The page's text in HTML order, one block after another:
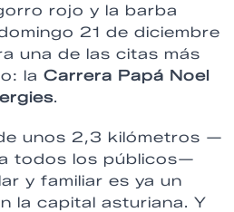
rojo y la barba
21 de diciembre
una de las citas más
la Carrera Papá Noel
.
unos 2,3 kilómetros —
todos los públicos—
y familiar es ya un
la capital asturiana. Y